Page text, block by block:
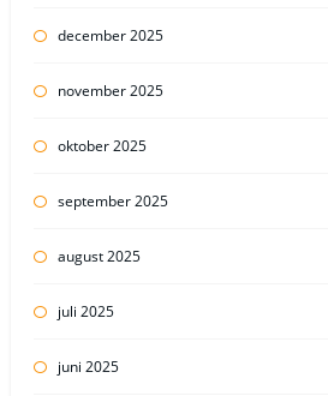
december 2025
november 2025
oktober 2025
september 2025
august 2025
juli 2025
juni 2025